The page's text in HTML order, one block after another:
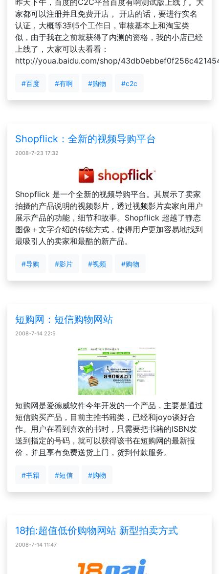
昨天下午，百度的C2C平台百度有啊测试版上线了。大
家都可以注册并且免费开店， 开店的话，要进行实名
认证，大概等3到5个工作日，审核基本上和淘宝类
似，由于我在之前就获得了内测的资格，我的小店已经
上线了，大家可以去看看：
http://youa.baidu.com/shop/
#百度 #有啊 #购物 #c2c
Shopflick：全新的视频导购平台
2008-7-23 17:32
Shopflick 是一个全新的视频导购平台。其展示了卖家
拍摄的产品说明的视频影片，透过视频影片卖家向用户
展示产品的功能，细节和故事。Shopflick 超越了静态
图像＋文字介绍的传统方式，使得用户更加容易地找到
最吸引人的卖家和最酷的新产品。
#导购 #影片 #视频 #购物
短购网：短信购物网站
2008-7-14 22:5
短购网是爱德威软件今年开发的一个产品，主要是通过
短信购买产品，目前主推书籍类，已经和joyo谈好合
作。用户在看到喜欢的书时，只需要把书籍的ISBN发
送到指定的号码，就可以获得该书在短购网的最新报
价，并且享有免费送货上门，货到付款服务。
#书籍 #短信 #购物
18拍:超值低价购物网站 新型拍卖方式
2008-7-14 11:47